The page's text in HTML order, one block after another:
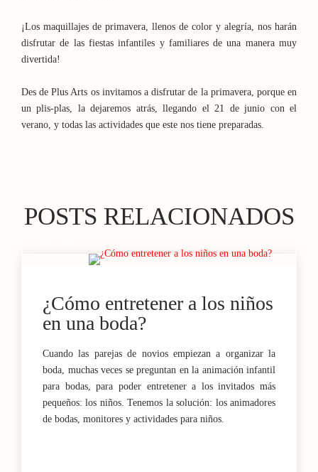
¡Los maquillajes de primavera, llenos de color y alegría, nos harán
disfrutar de las fiestas infantiles y familiares de una manera muy
divertida!
Des de Plus Arts os invitamos a disfrutar de la primavera, porque en
un plis-plas, la dejaremos atrás, llegando el 21 de junio con el
verano, y todas las actividades que este nos tiene preparadas.
POSTS RELACIONADOS
¿Cómo entretener a los niños
en una boda?
Cuando las parejas de novios empiezan a organizar la
boda, muchas veces se preguntan en la animación infantil
para bodas, para poder entretener a los invitados más
pequeños: los niños. Tenemos la solución: los animadores
de bodas, monitores y actividades para niños.